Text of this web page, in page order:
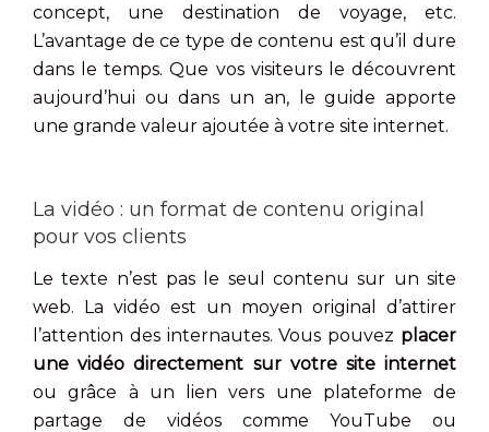
concept, une destination de voyage, etc.
L’avantage de ce type de contenu est qu’il dure
dans le temps. Que vos visiteurs le découvrent
aujourd’hui ou dans un an, le guide apporte
une grande valeur ajoutée à votre site internet.
La vidéo : un format de contenu original
pour vos clients
Le texte n’est pas le seul contenu sur un site
web. La vidéo est un moyen original d’attirer
l’attention des internautes. Vous pouvez placer
une vidéo directement sur votre site internet
ou grâce à un lien vers une plateforme de
partage de vidéos comme YouTube ou